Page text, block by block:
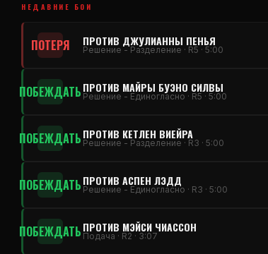
НЕДАВНИЕ БОИ
ПОТЕРЯ ПРОТИВ ДЖУЛИАННЫ ПЕНЬЯ
Решение - Разделение · R5 · 5:00
ПОБЕЖДАТЬПРОТИВ МАЙРЫ БУЭНО СИЛВЫ
Решение - Единогласно · R5 · 5:00
ПОБЕЖДАТЬПРОТИВ КЕТЛЕН ВИЕЙРА
Решение - Разделение · R3 · 5:00
ПОБЕЖДАТЬПРОТИВ АСПЕН ЛЭДД
Решение - Единогласно · R3 · 5:00
ПОБЕЖДАТЬПРОТИВ МЭЙСИ ЧИАССОН
Подача · R2 · 3:07